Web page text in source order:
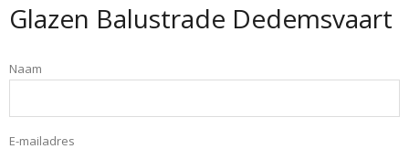
Glazen Balustrade Dedemsvaart
Naam
E-mailadres